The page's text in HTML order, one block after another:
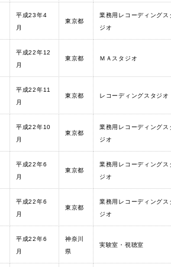
平成23年4
月
東京都
業務用レコーディングス
ジオ
平成22年12
月
東京都 ＭＡスタジオ
平成22年11
月
東京都 レコーディングスタジオ
平成22年10
月
東京都
業務用レコーディングス
ジオ
平成22年6
月
東京都
業務用レコーディングス
ジオ
平成22年6
月
東京都
業務用レコーディングス
ジオ
平成22年6
月
神奈川
県
実験室・視聴室